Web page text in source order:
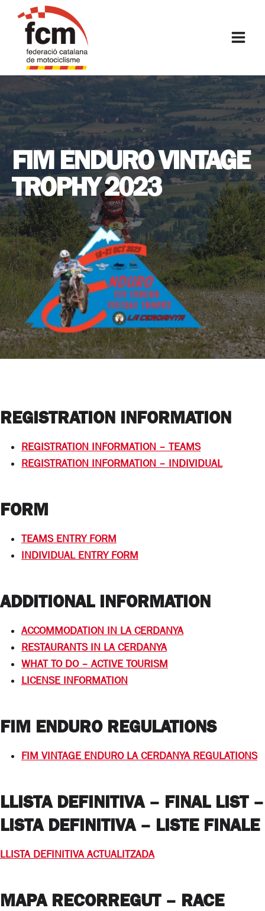
contingut
FIM ENDURO VINTAGE
TROPHY 2023
REGISTRATION INFORMATION
REGISTRATION INFORMATION – TEAMS
REGISTRATION INFORMATION – INDIVIDUAL
FORM
TEAMS ENTRY FORM
INDIVIDUAL ENTRY FORM
ADDITIONAL INFORMATION
ACCOMMODATION IN LA CERDANYA
RESTAURANTS IN LA CERDANYA
WHAT TO DO – ACTIVE TOURISM
LICENSE INFORMATION
FIM ENDURO REGULATIONS
FIM VINTAGE ENDURO LA CERDANYA REGULATIONS
LLISTA DEFINITIVA – FINAL LIST –
LISTA DEFINITIVA – LISTE FINALE
LLISTA DEFINITIVA ACTUALITZADA
MAPA RECORREGUT – RACE